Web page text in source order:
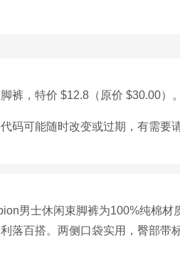
裤，特价 $12.8（原价 $30.00）。
码可能随时改变或过期，有需要
男士休闲束脚裤为100%纯棉
落百搭。两侧口袋实用，臀部带